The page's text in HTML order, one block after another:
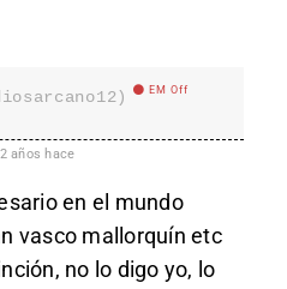
EM Off
2 años hace
en el mundo
vasco mallorquín etc
no lo digo yo, lo